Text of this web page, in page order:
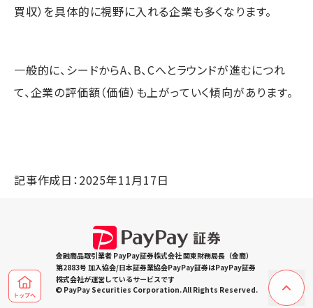
買収）を具体的に視野に入れる企業も多くなります。
一般的に、シードからA、B、Cへとラウンドが進むにつれ
て、企業の評価額（価値）も上がっていく傾向があります。
記事作成日：2025年11月17日
金融商品取引業者 PayPay証券株式会社 関東財務局長（金商）
第2883号 加入協会/日本証券業協会PayPay証券はPayPay証券
株式会社が運営しているサービスです
© PayPay Securities Corporation. All Rights Reserved.